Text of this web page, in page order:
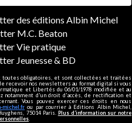
des éditions Albin Michel
M.C. Beaton
Vie pratique
Jeunesse & BD
toutes obligatoires, et sont collectées et traitées
recevoir nos newsletters au format digital si vous
et Libertés du 06/01/1978 modifiée et au
notamment d'un droit d'accès, de rectification et
Vous pouvez exercer ces droits en nous
michel.fr ou par courrier à Editions Albin Michel,
75014 Paris. Plus d’information sur notre